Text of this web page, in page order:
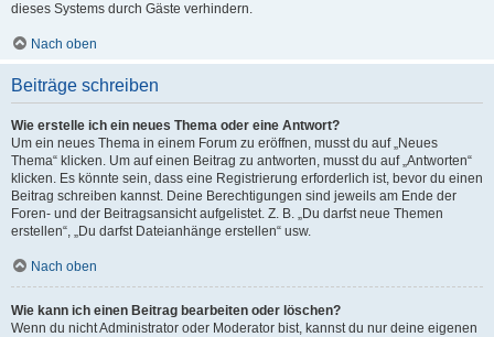
dieses Systems durch Gäste verhindern.
Nach oben
Beiträge schreiben
Wie erstelle ich ein neues Thema oder eine Antwort?
Um ein neues Thema in einem Forum zu eröffnen, musst du auf „Neues
Thema“ klicken. Um auf einen Beitrag zu antworten, musst du auf „Antworten“
klicken. Es könnte sein, dass eine Registrierung erforderlich ist, bevor du einen
Beitrag schreiben kannst. Deine Berechtigungen sind jeweils am Ende der
Foren- und der Beitragsansicht aufgelistet. Z. B. „Du darfst neue Themen
erstellen“, „Du darfst Dateianhänge erstellen“ usw.
Nach oben
Wie kann ich einen Beitrag bearbeiten oder löschen?
Wenn du nicht Administrator oder Moderator bist, kannst du nur deine eigenen